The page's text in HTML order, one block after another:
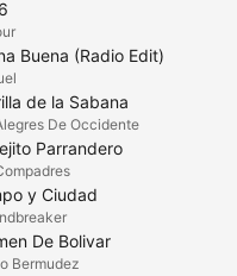
Buena (Radio Edit)
de la Sabana
De Occidente
Parrandero
y Ciudad
De Bolivar
Bermudez